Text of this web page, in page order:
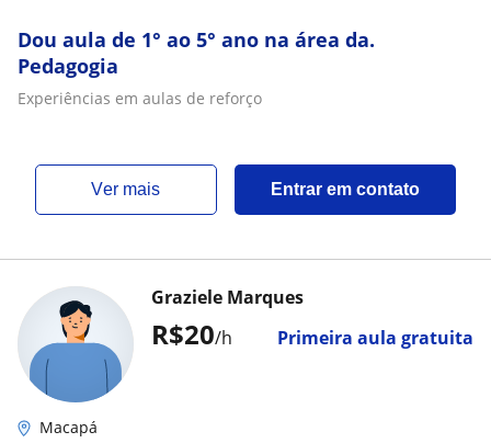
Dou aula de 1° ao 5° ano na área da.
Pedagogia
Experiências em aulas de reforço
ver mais Entrar em contato
R$20/h Primeira aula gratuita
Graziele Marques
Macapá